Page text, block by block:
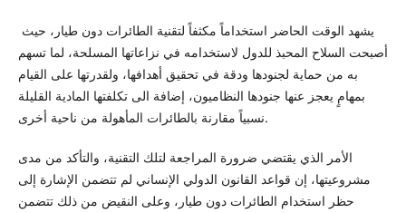
أصبحت السلاح المحبذ للدول لاستخدامه في نزاعاتها المسلحة، لما تسهم
به من حماية لجنودها ودقة في تحقيق أهدافها، ولقدرتها على القيام
بمهامٍ يعجز عنها جنودها النظاميون، إضافة الى تكلفتها المادية القليلة
نسبياً مقارنة بالطائرات المأهولة من ناحية أخرى.
الأمر الذي يقتضي ضرورة المراجعة لتلك التقنية، والتأكد من مدى
مشروعيتها، إن قواعد القانون الدولي الإنساني لم تتضمن الإشارة إلى
حظر استخدام الطائرات دون طيار، وعلى النقيض من ذلك تتضمن